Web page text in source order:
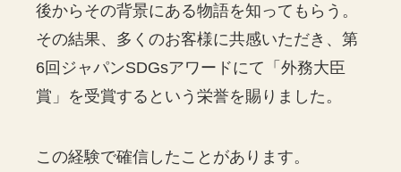
後からその背景にある物語を知ってもらう。
その結果、多くのお客様に共感いただき、第
6回ジャパンSDGsアワードにて「外務大臣
賞」を受賞するという栄誉を賜りました。
この経験で確信したことがあります。